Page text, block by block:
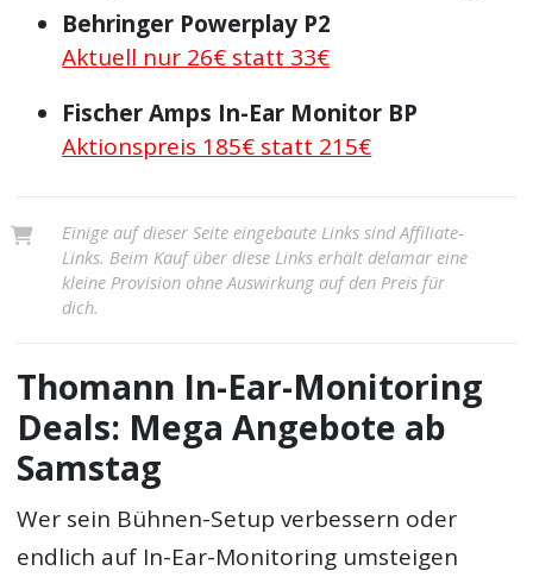
Behringer Powerplay P2
Aktuell nur 26€ statt 33€
Fischer Amps In-Ear Monitor BP
Aktionspreis 185€ statt 215€
Einige auf dieser Seite eingebaute Links sind Affiliate-
Links. Beim Kauf über diese Links erhält delamar eine
kleine Provision ohne Auswirkung auf den Preis für
dich.
Thomann In-Ear-Monitoring
Deals: Mega Angebote ab
Samstag
Wer sein Bühnen-Setup verbessern oder
endlich auf In-Ear-Monitoring umsteigen